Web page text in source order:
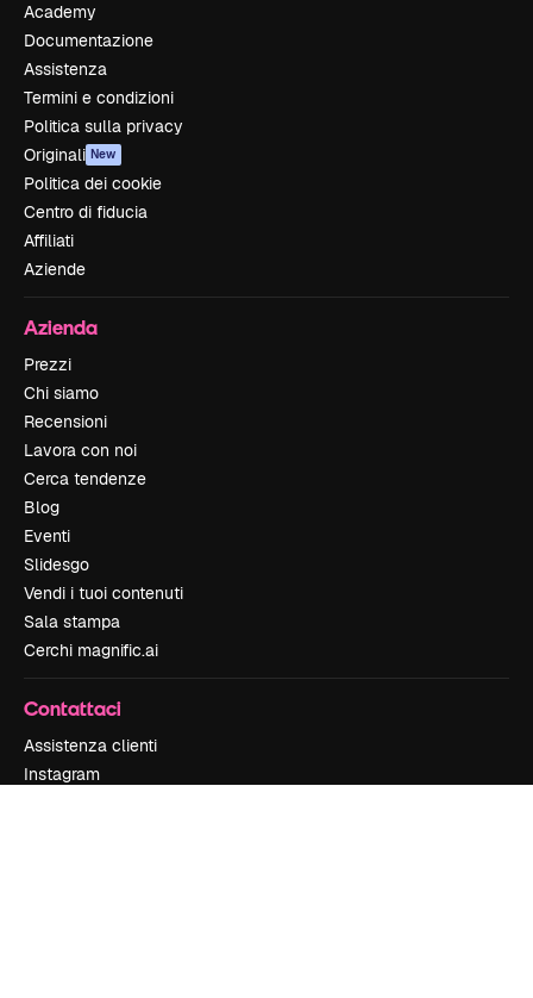
Academy
Documentazione
Assistenza
Termini e condizioni
Politica sulla privacy
Originali New
Politica dei cookie
Centro di fiducia
Affiliati
Aziende
Azienda
Prezzi
Chi siamo
Recensioni
Lavora con noi
Cerca tendenze
Blog
Eventi
Slidesgo
Vendi i tuoi contenuti
Sala stampa
Cerchi magnific.ai
Contattaci
Assistenza clienti
Instagram